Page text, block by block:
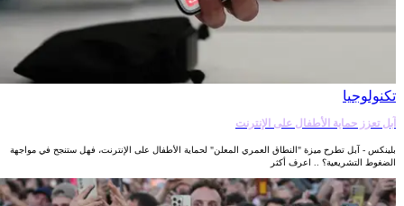
تكنولوجيا
آبل تعزز حماية الأطفال على الإنترنت
بلينكس - آبل تطرح ميزة "النطاق العمري المعلن" لحماية الأطفال على الإنترنت، فهل ستنجح في مواجهة
الضغوط التشريعية؟ .. اعرف أكثر